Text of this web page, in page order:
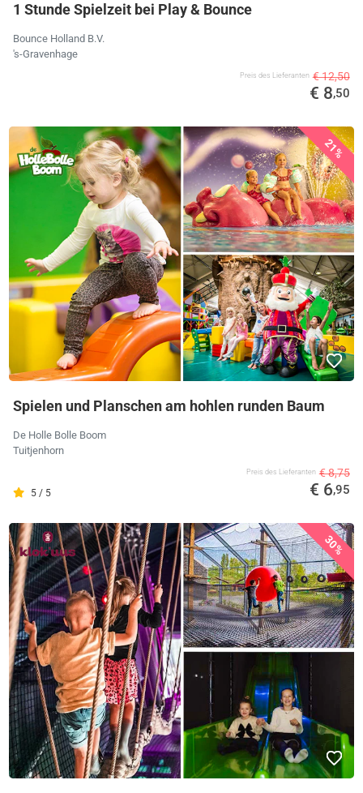
1 Stunde Spielzeit bei Play & Bounce
Bounce Holland B.V.
's-Gravenhage
Preis des Lieferanten € 12,50
€ 8,50
21%
Spielen und Planschen am hohlen runden Baum
De Holle Bolle Boom
Tuitjenhorn
5 / 5
Preis des Lieferanten € 8,75
€ 6,95
30%